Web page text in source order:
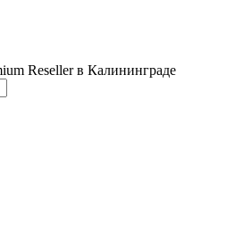
Reseller в Калининграде